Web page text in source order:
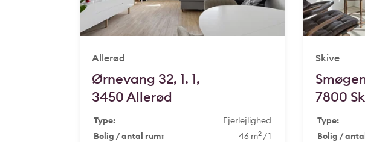
Allerød
Ørnevang 32, 1. 1,
3450 Allerød
Type:
Ejerlejlighed
Bolig / antal rum:
46 m2 / 1
Skive
7800
Type:
Bolig /